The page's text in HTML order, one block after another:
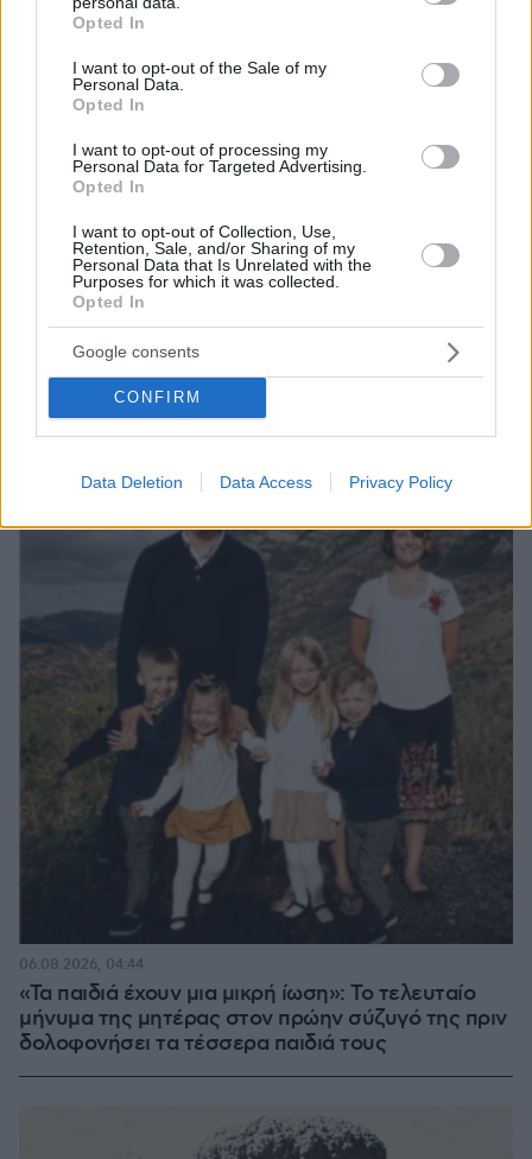
grant or deny consent to Google and its third-party tags to
use your data for below specified purposes in below Google
consent section.
Opted In
I want to opt-out of the Sale of my
Personal Data.
Opted In
I want to opt-out of processing my
Personal Data for Targeted Advertising.
Opted In
I want to opt-out of Collection, Use,
Retention, Sale, and/or Sharing of my
Personal Data that Is Unrelated with the
Purposes for which it was collected.
Opted In
Google consents
CONFIRM
Data Deletion Data Access Privacy Policy
Νεαρή γυναίκα από την Αιθιοπία έγινε viral με τη φυσική
Η Δανάη Παππά κάνει διακοπές στην Εύβοια: Κανένα
πριν 14 λεπτά
Οι πυρκαγιές στην Αττική έκαναν τον γύρο του κόσμου:
πρακτορείων
πριν 17 λεπτά
ΔΕΙΤΕ ΟΛΕΣ ΤΙΣ ΕΙΔΗΣΕΙΣ
ΤΑ ΠΙΟ ΔΗΜΟΦΙΛΗ
«Τα παιδιά έχουν μια μικρή ίωση»: Το τελευταίο
μήνυμα της μητέρας στον πρώην σύζυγό της πριν
δολοφονήσει τα τέσσερα παιδιά τους
06.08.2026, 04:44